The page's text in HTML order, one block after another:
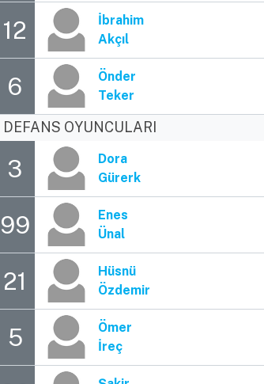
12
İbrahim
Akçıl
6
Önder
Teker
DEFANS OYUNCULARI
3
Dora
Gürerk
99
Enes
Ünal
21
Hüsnü
Özdemir
5
Ömer
İreç